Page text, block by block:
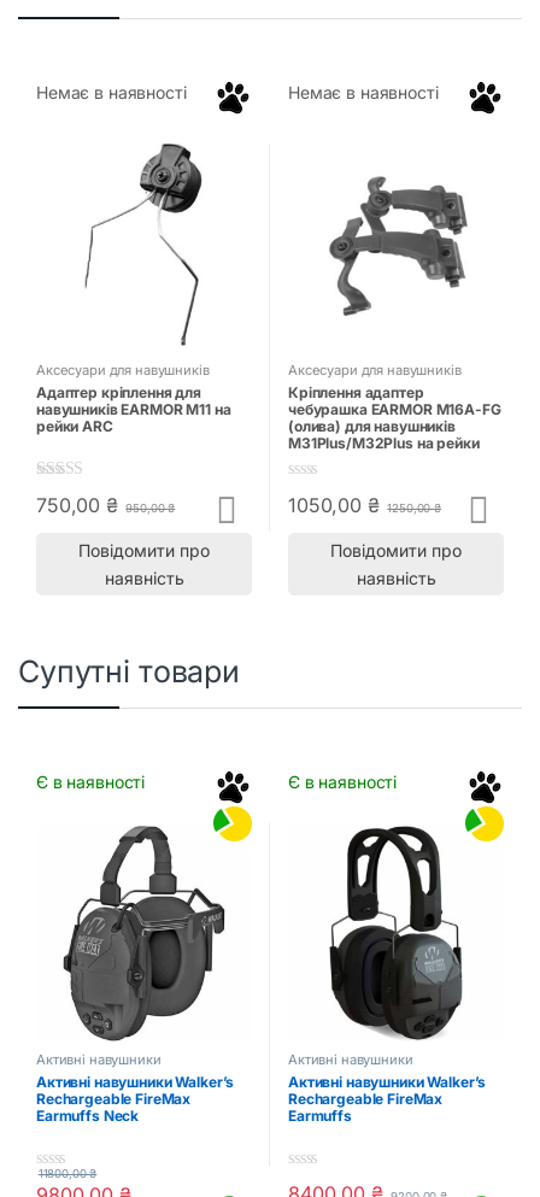
Немає в наявності
Аксесуари для навушників
Адаптер кріплення для
навушників EARMOR M11 на
рейки ARC
5.00out of 5
750,00 ₴ 950,00₴
Повідомити про
наявність
Немає в наявності
Аксесуари для навушників
Кріплення адаптер
чебурашка EARMOR M16A-FG
(олива) для навушників
M31Plus/M32Plus на рейки
0
o
1050,00 ₴ 1250,00₴
Повідомити про
наявність
Супутні товари
Є в наявності
Активні навушники
Активні навушники Walker’s
Rechargeable FireMax
Earmuffs Neck
0
11800,00₴
Є в наявності
Активні навушники
Активні навушники Walker’s
Rechargeable FireMax
Earmuffs
0